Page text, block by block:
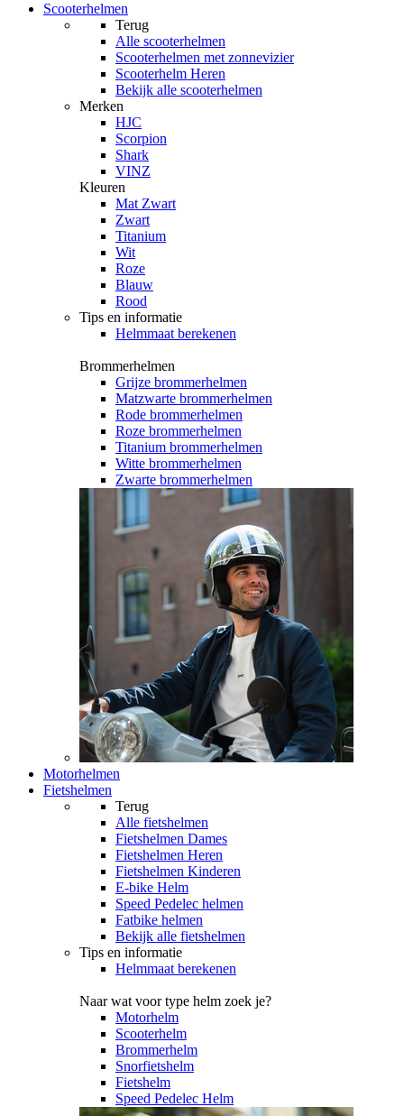
Scooterhelmen
Terug
Alle scooterhelmen
Scooterhelmen met zonnevizier
Scooterhelm Heren
Bekijk alle scooterhelmen
Merken
HJC
Scorpion
Shark
VINZ
Kleuren
Mat Zwart
Zwart
Titanium
Wit
Roze
Blauw
Rood
Tips en informatie
Helmmaat berekenen
Brommerhelmen
Grijze brommerhelmen
Matzwarte brommerhelmen
Rode brommerhelmen
Roze brommerhelmen
Titanium brommerhelmen
Witte brommerhelmen
Zwarte brommerhelmen
Motorhelmen
Fietshelmen
Terug
Alle fietshelmen
Fietshelmen Dames
Fietshelmen Heren
Fietshelmen Kinderen
E-bike Helm
Speed Pedelec helmen
Fatbike helmen
Bekijk alle fietshelmen
Tips en informatie
Helmmaat berekenen
Naar wat voor type helm zoek je?
Motorhelm
Scooterhelm
Brommerhelm
Snorfietshelm
Fietshelm
Speed Pedelec Helm